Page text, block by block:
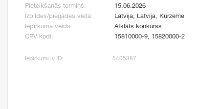
Pieteikšanās termiņš:
15.06.2026
Izpildes/piegādes vieta:
Latvija, Latvija, Kurzeme
Iepirkuma veids:
Atklāts konkurss
CPV kodi:
15810000-9, 15820000-2
Iepirkumi.lv ID: 5405387